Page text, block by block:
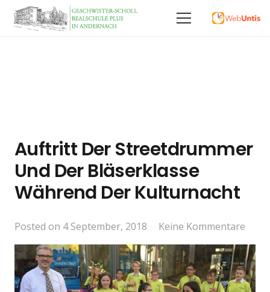
Auftritt Der Streetdrummer
Und Der Bläserklasse
Während Der Kulturnacht
Posted on 4 September, 2018 Keine Kommentare